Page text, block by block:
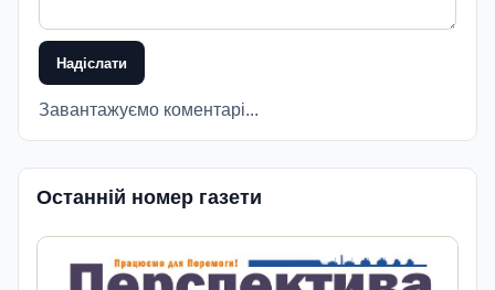
Надіслати
Завантажуємо коментарі...
Останній номер газети